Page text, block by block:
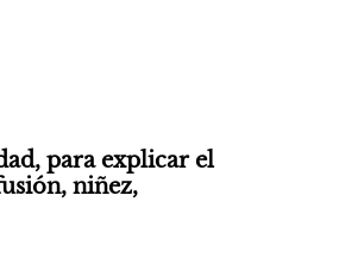
para explicar el
niñez,